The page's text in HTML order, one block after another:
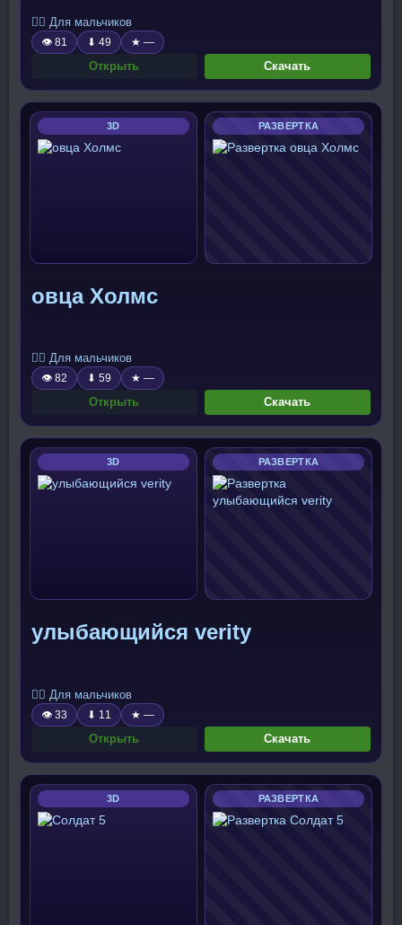
🧍‍♂️ Для мальчиков
👁 81 ⬇ 49 ★ —
Открыть Скачать
3D РАЗВЕРТКА
овца Холмс
🧍‍♂️ Для мальчиков
👁 82 ⬇ 59 ★ —
Открыть Скачать
3D РАЗВЕРТКА
улыбающийся verity
🧍‍♂️ Для мальчиков
👁 33 ⬇ 11 ★ —
Открыть Скачать
3D РАЗВЕРТКА